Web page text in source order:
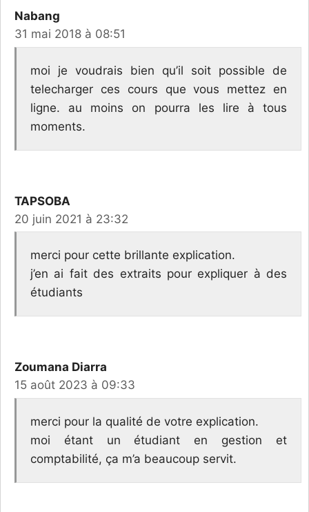
Nabang
31 mai 2018 à 08:51
moi je voudrais bien qu’il soit possible de
telecharger ces cours que vous mettez en
ligne. au moins on pourra les lire à tous
moments.
TAPSOBA
20 juin 2021 à 23:32
merci pour cette brillante explication.
j’en ai fait des extraits pour expliquer à des
étudiants
Zoumana Diarra
15 août 2023 à 09:33
merci pour la qualité de votre explication.
moi étant un étudiant en gestion et
comptabilité, ça m’a beaucoup servit.